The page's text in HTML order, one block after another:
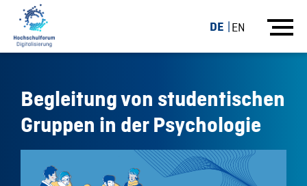
DE EN
Begleitung von studentischen
Gruppen in der Psychologie